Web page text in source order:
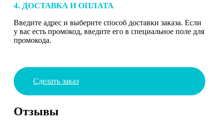
4. ДОСТАВКА И ОПЛАТА
Введите адрес и выберите способ доставки заказа. Если
у вас есть промокод, введите его в специальное поле для
промокода.
Сделать заказ
Отзывы